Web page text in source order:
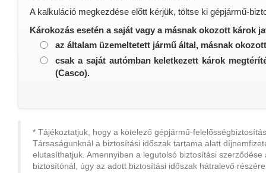
A kalkuláció megkezdése előtt kérjük, töltse ki gépjármű-
Károkozás esetén a saját vagy a másnak okozott károk
az általam üzemeltetett jármű által, másnak
csak a saját autómban keletkezett károk
(Casco).
* Tájékoztatjuk, hogy a kötelező gépjármű-
Társaságunknál a biztosítási időszak tartama alatt
elutasíthatjuk. Amennyiben a legutolsó biztosítási
biztosítónál, úgy az adott biztosítási időszak hátralevő